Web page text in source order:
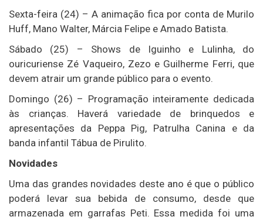
Sexta-feira (24) – A animação fica por conta de Murilo
Huff, Mano Walter, Márcia Felipe e Amado Batista.
Sábado (25) – Shows de Iguinho e Lulinha, do
ouricuriense Zé Vaqueiro, Zezo e Guilherme Ferri, que
devem atrair um grande público para o evento.
Domingo (26) – Programação inteiramente dedicada
às crianças. Haverá variedade de brinquedos e
apresentações da Peppa Pig, Patrulha Canina e da
banda infantil Tábua de Pirulito.
Novidades
Uma das grandes novidades deste ano é que o público
poderá levar sua bebida de consumo, desde que
armazenada em garrafas Peti. Essa medida foi uma